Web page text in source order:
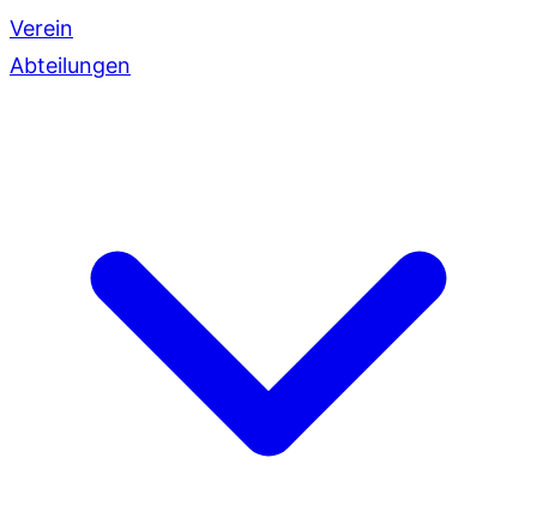
Verein
Abteilungen